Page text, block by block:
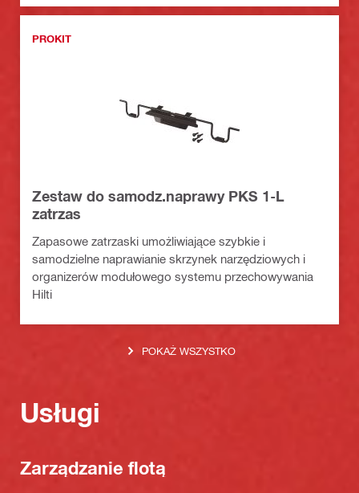
PROKIT
Zestaw do samodz.naprawy PKS 1-L
zatrzas
Zapasowe zatrzaski umożliwiające szybkie i
samodzielne naprawianie skrzynek narzędziowych i
organizerów modułowego systemu przechowywania
Hilti
POKAŻ WSZYSTKO
Usługi
Zarządzanie flotą